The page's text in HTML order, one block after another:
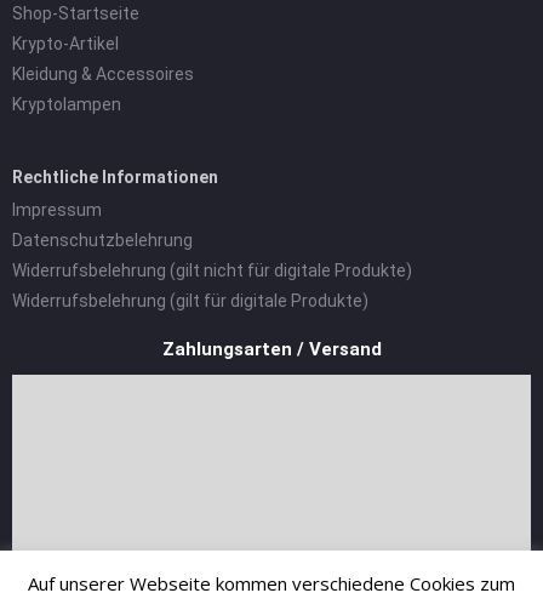
Shop-Startseite
Krypto-Artikel
Kleidung & Accessoires
Kryptolampen
Rechtliche Informationen
Impressum
Datenschutzbelehrung
Widerrufsbelehrung (gilt nicht für digitale Produkte)
Widerrufsbelehrung (gilt für digitale Produkte)
Zahlungsarten / Versand
Auf unserer Webseite kommen verschiedene Cookies zum